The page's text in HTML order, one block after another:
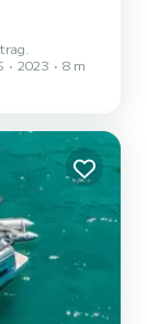
2023 8 m